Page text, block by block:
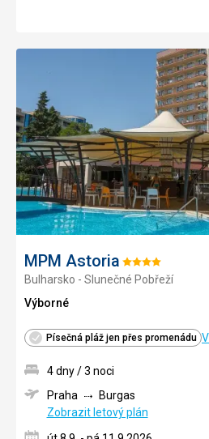
MPM Astoria Hodnocení:
4/5
Bulharsko - Slunečné Pobřeží
Výborné
Písečná pláž jen přes promenádu
4 dny / 3 noci
Praha
Burgas
Zobrazit letový plán